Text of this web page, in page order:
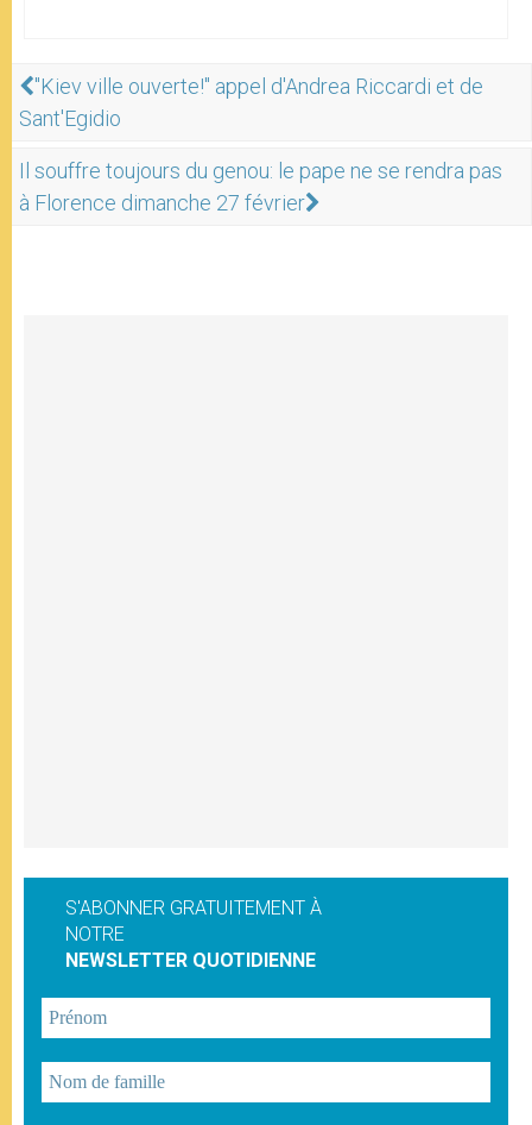
"Kiev ville ouverte!" appel d'Andrea Riccardi et de
Sant'Egidio
Il souffre toujours du genou: le pape ne se rendra pas
à Florence dimanche 27 février
S'ABONNER GRATUITEMENT À
NOTRE
NEWSLETTER QUOTIDIENNE